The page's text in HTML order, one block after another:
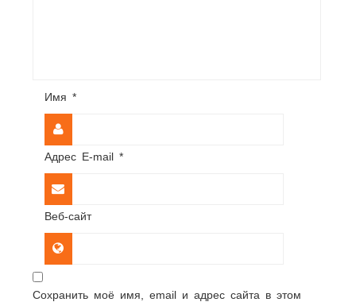
Имя *
Адрес E-mail *
Веб-сайт
Сохранить моё имя, email и адрес сайта в этом